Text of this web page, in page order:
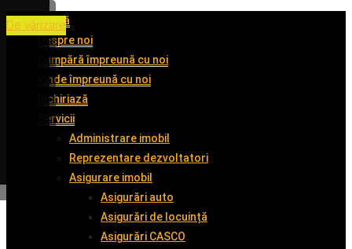
Acasă
Despre noi
Cumpără împreună cu noi
Vinde împreună cu noi
Închiriază
Servicii
Administrare imobil
Reprezentare dezvoltatori
Asigurare imobil
Asigurări auto
Asigurări de locuință
Asigurări CASCO
De vânzare
De vânzare
De vânzare
De vânzare